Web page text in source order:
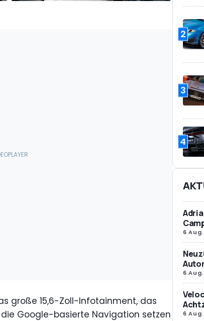
große 15,6-Zoll-Infotainment, das
Google-basierte Navigation setzen
2
3
4
6 Aug.
6 Aug.
6 Aug.